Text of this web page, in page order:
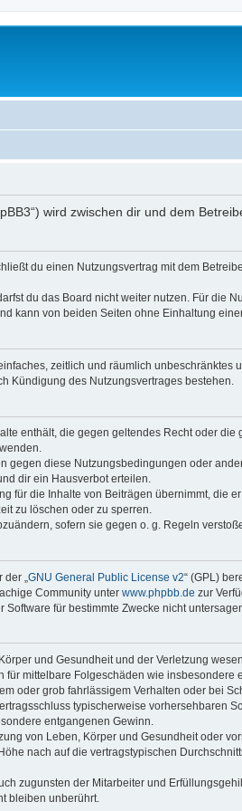
wird zwischen dir und dem
du einen Nutzungsvertrag mit dem
du das Board nicht weiter nutzen. Für die
kann von beiden Seiten ohne Einhaltung
zeitlich und räumlich
Kündigung des Nutzungsvertrages bestehen.
enthält, die gegen geltendes Recht oder
gegen diese Nutzungsbedingungen oder
dir ein Hausverbot erteilen.
für die Inhalte von Beiträgen übernimmt, die
zu löschen oder zu sperren.
sofern sie gegen o. g. Regeln
„ GNU General Public License v2“ (GPL)
Community unter www.phpbb.de zur
für bestimmte Zwecke nicht
und Gesundheit und der Verletzung
mittelbare Folgeschäden wie insbesondere
oder grob fahrlässigem Verhalten oder bei
typischerweise vorhersehbaren
entgangenen Gewinn.
von Leben, Körper und Gesundheit oder
nach auf die vertragstypischen
zugunsten der Mitarbeiter und
bleiben unberührt.